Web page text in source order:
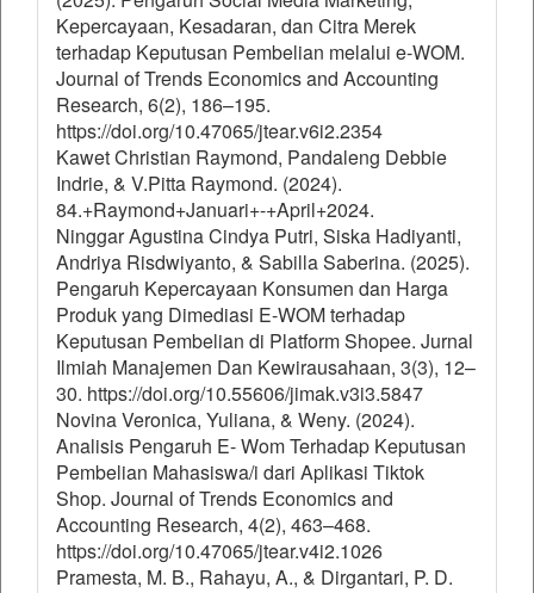
Kepercayaan, Kesadaran, dan Citra Merek
terhadap Keputusan Pembelian melalui e-WOM.
Journal of Trends Economics and Accounting
Research, 6(2), 186–195.
https://doi.org/10.47065/jtear.v6i2.2354
Kawet Christian Raymond, Pandaleng Debbie
Indrie, & V.Pitta Raymond. (2024).
84.+Raymond+Januari+-+April+2024.
Ninggar Agustina Cindya Putri, Siska Hadiyanti,
Andriya Risdwiyanto, & Sabilla Saberina. (2025).
Pengaruh Kepercayaan Konsumen dan Harga
Produk yang Dimediasi E-WOM terhadap
Keputusan Pembelian di Platform Shopee. Jurnal
Ilmiah Manajemen Dan Kewirausahaan, 3(3), 12–
30. https://doi.org/10.55606/jimak.v3i3.5847
Novina Veronica, Yuliana, & Weny. (2024).
Analisis Pengaruh E- Wom Terhadap Keputusan
Pembelian Mahasiswa/i dari Aplikasi Tiktok
Shop. Journal of Trends Economics and
Accounting Research, 4(2), 463–468.
https://doi.org/10.47065/jtear.v4i2.1026
Pramesta, M. B., Rahayu, A., & Dirgantari, P. D.